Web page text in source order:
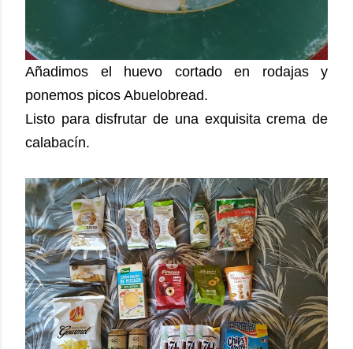
Añadimos el huevo cortado en rodajas y
ponemos picos Abuelobread.
Listo para disfrutar de una exquisita crema de
calabacín.